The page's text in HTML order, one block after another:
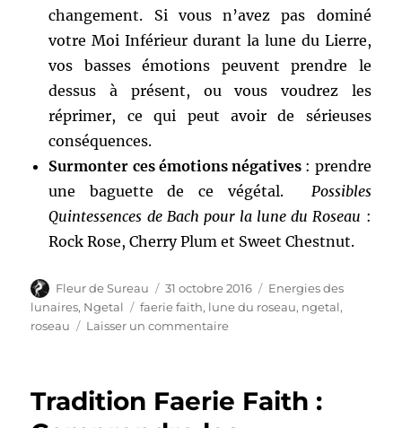
changement. Si vous n’avez pas dominé
votre Moi Inférieur durant la lune du Lierre,
vos basses émotions peuvent prendre le
dessus à présent, ou vous voudrez les
réprimer, ce qui peut avoir de sérieuses
conséquences.
Surmonter ces émotions négatives : prendre
une baguette de ce végétal. Possibles
Quintessences de Bach pour la lune du Roseau :
Rock Rose, Cherry Plum et Sweet Chestnut.
Auteur
Fleur de Sureau
Publié
le
31 octobre 2016 Catégories
Energies des
lunaires, Ngetal Étiquettes
faerie faith, lune du roseau, ngetal,
roseau
Laisser un commentairesur
Lunaires
Tradition Faerie Faith :